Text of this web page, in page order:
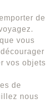
de
vous
vos objets
de
nous